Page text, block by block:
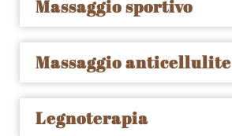
Massaggio sportivo
Massaggio anticellulite
Legnoterapia